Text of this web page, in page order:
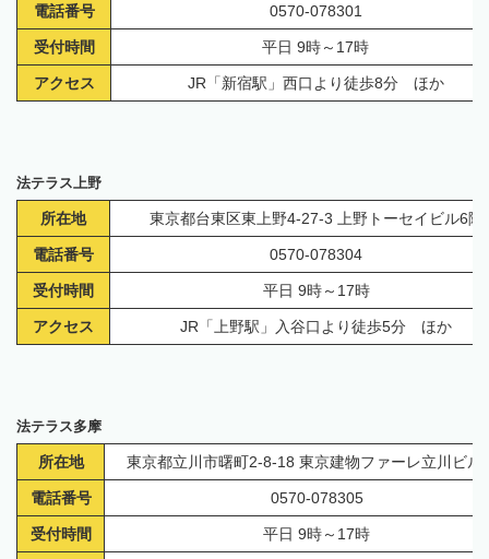
電話番号 0570-078301
受付時間 平日 9時～17時
アクセス JR「新宿駅」西口より徒歩8分 ほか
法テラス上野
所在地 東京都台東区東上野4-27-3 上野トーセイビル6階
電話番号 0570-078304
受付時間 平日 9時～17時
アクセス JR「上野駅」入谷口より徒歩5分 ほか
法テラス多摩
所在地 東京都立川市曙町2-8-18 東京建物ファーレ立川ビル
電話番号 0570-078305
受付時間 平日 9時～17時